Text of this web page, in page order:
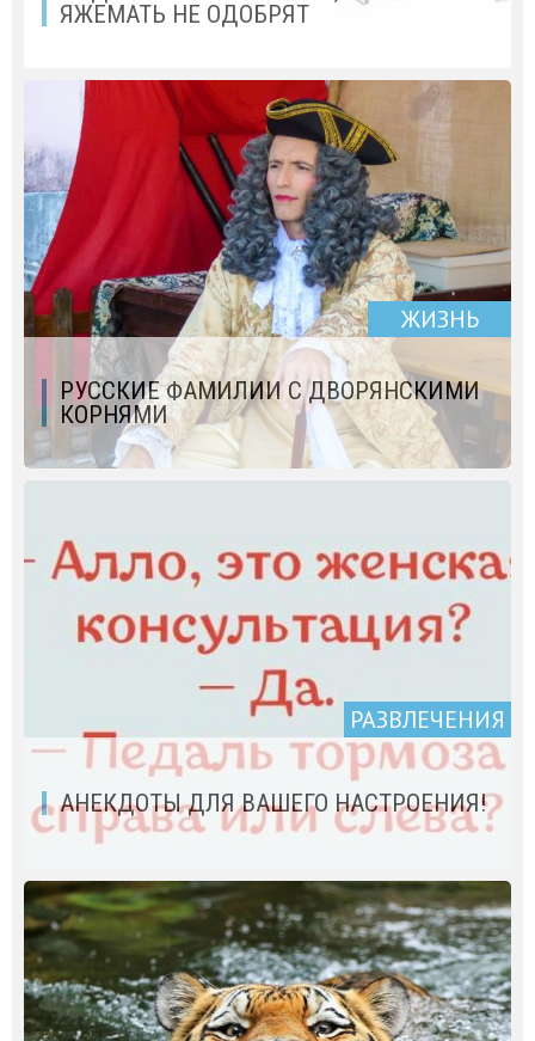
ЯЖЕМАТЬ НЕ ОДОБРЯТ
ЖИЗНЬ
РУССКИЕ ФАМИЛИИ С ДВОРЯНСКИМИ
КОРНЯМИ
РАЗВЛЕЧЕНИЯ
АНЕКДОТЫ ДЛЯ ВАШЕГО НАСТРОЕНИЯ!